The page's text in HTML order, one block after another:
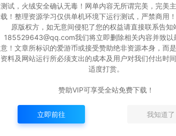
测试，火绒安全确认无毒！网单内容无所谓完美，完美
载！整理资源学习仅供单机环境下运行测试，严禁商用
原版权方，如无意间侵犯了您的权益请直接联系告知
185529643@qq.com我们将立即删除相关内容并致以
意！文章所标识的爱游币或接受赞助绝非资源本身，而
资料及网站运行所必须支出的成本及用户对我们付出时
适度打赏。
赞助VIP可享受全站免费下载！
立即前往 我知道了